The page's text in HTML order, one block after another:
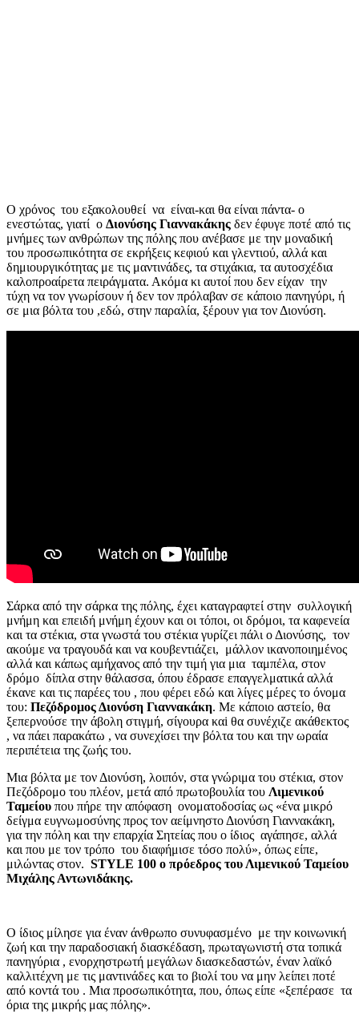
Ο χρόνος του εξακολουθεί να είναι-και θα είναι πάντα- ο
ενεστώτας, γιατί ο Διονύσης Γιαννακάκης δεν έφυγε ποτέ από τις
μνήμες των ανθρώπων της πόλης που ανέβασε με την μοναδική
του προσωπικότητα σε εκρήξεις κεφιού και γλεντιού, αλλά και
δημιουργικότητας με τις μαντινάδες, τα στιχάκια, τα αυτοσχέδια
καλοπροαίρετα πειράγματα. Ακόμα κι αυτοί που δεν είχαν την
τύχη να τον γνωρίσουν ή δεν τον πρόλαβαν σε κάποιο πανηγύρι, ή
σε μια βόλτα του ,εδώ, στην παραλία, ξέρουν για τον Διονύση.
Σάρκα από την σάρκα της πόλης, έχει καταγραφτεί στην συλλογική
μνήμη και επειδή μνήμη έχουν και οι τόποι, οι δρόμοι, τα καφενεία
και τα στέκια, στα γνωστά του στέκια γυρίζει πάλι ο Διονύσης, τον
ακούμε να τραγουδά και να κουβεντιάζει, μάλλον ικανοποιημένος
αλλά και κάπως αμήχανος από την τιμή για μια ταμπέλα, στον
δρόμο δίπλα στην θάλασσα, όπου έδρασε επαγγελματικά αλλά
έκανε και τις παρέες του , που φέρει εδώ και λίγες μέρες το όνομα
του: Πεζόδρομος Διονύση Γιαννακάκη. Με κάποιο αστείο, θα
ξεπερνούσε την άβολη στιγμή, σίγουρα καi θα συνέχιζε ακάθεκτος
, να πάει παρακάτω , να συνεχίσει την βόλτα του και την ωραία
περιπέτεια της ζωής του.
Μια βόλτα με τον Διονύση, λοιπόν, στα γνώριμα του στέκια, στον
Πεζόδρομο του πλέον, μετά από πρωτοβουλία του Λιμενικού
Ταμείου που πήρε την απόφαση ονοματοδοσίας ως «ένα μικρό
δείγμα ευγνωμοσύνης προς τον αείμνηστο Διονύση Γιαννακάκη,
για την πόλη και την επαρχία Σητείας που ο ίδιος αγάπησε, αλλά
και που με τον τρόπο του διαφήμισε τόσο πολύ», όπως είπε,
μιλώντας στον. STYLE 100 ο πρόεδρος του Λιμενικού Ταμείου
Μιχάλης Αντωνιδάκης.
Ο ίδιος μίλησε για έναν άνθρωπο συνυφασμένο με την κοινωνική
ζωή και την παραδοσιακή διασκέδαση, πρωταγωνιστή στα τοπικά
πανηγύρια , ενορχηστρωτή μεγάλων διασκεδαστών, έναν λαϊκό
καλλιτέχνη με τις μαντινάδες και το βιολί του να μην λείπει ποτέ
από κοντά του . Μια προσωπικότητα, που, όπως είπε «ξεπέρασε τα
όρια της μικρής μας πόλης».